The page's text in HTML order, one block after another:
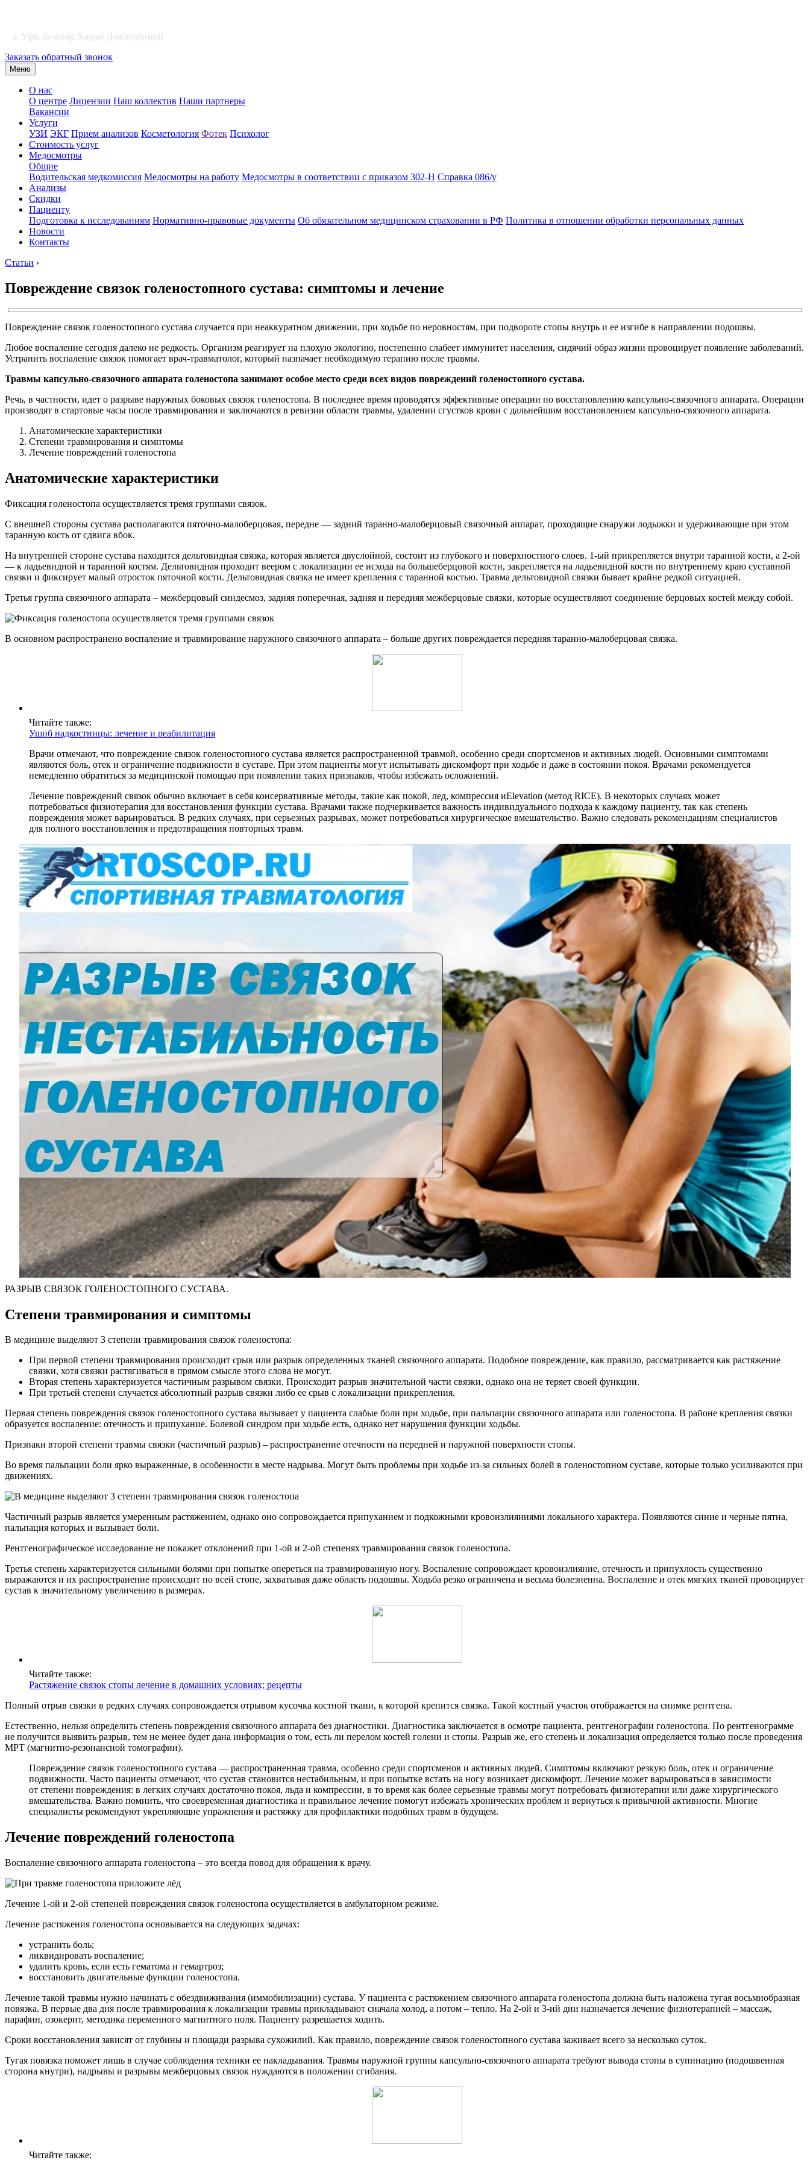
г. Уфа, бульвар Хадии Давлетшиной
Заказать обратный звонок
Меню
О нас
О центре Лицензии Наш коллектив Наши партнеры
Вакансии
Услуги
УЗИ ЭКГ Прием анализов Косметология Фотек Психолог
Стоимость услуг
Медосмотры
Общие
Водительская медкомиссия Медосмотры на работу Медосмотры в соответствии с приказом 302-Н Справка 086/у
Анализы
Скидки
Пациенту
Подготовка к исследованиям Нормативно-правовые документы Об обязательном медицинском страховании в РФ Политика в отношении обработки персональных данных
Новости
Контакты
Статьи ›
Повреждение связок голеностопного сустава: симптомы и лечение
Повреждение связок голеностопного сустава случается при неаккуратном движении, при ходьбе по неровностям, при подвороте стопы внутрь и ее изгибе в направлении подошвы.
Любое воспаление сегодня далеко не редкость. Организм реагирует на плохую экологию, постепенно слабеет иммунитет населения, сидячий образ жизни провоцирует появление заболеваний.
Устранить воспаление связок помогает врач-травматолог, который назначает необходимую терапию после травмы.
Травмы капсульно-связочного аппарата голеностопа занимают особое место среди всех видов повреждений голеностопного сустава.
Речь, в частности, идет о разрыве наружных боковых связок голеностопа. В последнее время проводятся эффективные операции по восстановлению капсульно-связочного аппарата. Операции
производят в стартовые часы после травмирования и заключаются в ревизии области травмы, удалении сгустков крови с дальнейшим восстановлением капсульно-связочного аппарата.
Анатомические характеристики
Степени травмирования и симптомы
Лечение повреждений голеностопа
Анатомические характеристики
Фиксация голеностопа осуществляется тремя группами связок.
С внешней стороны сустава располагаются пяточно-малоберцовая, передне — задний таранно-малоберцовый связочный аппарат, проходящие снаружи лодыжки и удерживающие при этом
таранную кость от сдвига вбок.
На внутренней стороне сустава находится дельтовидная связка, которая является двуслойной, состоит из глубокого и поверхностного слоев. 1-ый прикрепляется внутри таранной кости, а 2-ой
— к ладьевидной и таранной костям. Дельтовидная проходит веером с локализации ее исхода на большеберцовой кости, закрепляется на ладьевидной кости по внутреннему краю суставной
связки и фиксирует малый отросток пяточной кости. Дельтовидная связка не имеет крепления с таранной костью. Травма дельтовидной связки бывает крайне редкой ситуацией.
Третья группа связочного аппарата – межберцовый синдесмоз, задняя поперечная, задняя и передняя межберцовые связки, которые осуществляют соединение берцовых костей между собой.
В основном распространено воспаление и травмирование наружного связочного аппарата – больше других повреждается передняя таранно-малоберцовая связка.
Читайте также:
Ушиб надкостницы: лечение и реабилитация
Врачи отмечают, что повреждение связок голеностопного сустава является распространенной травмой, особенно среди спортсменов и активных людей. Основными симптомами
являются боль, отек и ограничение подвижности в суставе. При этом пациенты могут испытывать дискомфорт при ходьбе и даже в состоянии покоя. Врачами рекомендуется
немедленно обратиться за медицинской помощью при появлении таких признаков, чтобы избежать осложнений.
Лечение повреждений связок обычно включает в себя консервативные методы, такие как покой, лед, компрессия иElevation (метод RICE). В некоторых случаях может
потребоваться физиотерапия для восстановления функции сустава. Врачами также подчеркивается важность индивидуального подхода к каждому пациенту, так как степень
повреждения может варьироваться. В редких случаях, при серьезных разрывах, может потребоваться хирургическое вмешательство. Важно следовать рекомендациям специалистов
для полного восстановления и предотвращения повторных травм.
РАЗРЫВ СВЯЗОК ГОЛЕНОСТОПНОГО СУСТАВА.
Степени травмирования и симптомы
В медицине выделяют 3 степени травмирования связок голеностопа:
При первой степени травмирования происходит срыв или разрыв определенных тканей связочного аппарата. Подобное повреждение, как правило, рассматривается как растяжение
связки, хотя связки растягиваться в прямом смысле этого слова не могут.
Вторая степень характеризуется частичным разрывом связки. Происходит разрыв значительной части связки, однако она не теряет своей функции.
При третьей степени случается абсолютный разрыв связки либо ее срыв с локализации прикрепления.
Первая степень повреждения связок голеностопного сустава вызывает у пациента слабые боли при ходьбе, при пальпации связочного аппарата или голеностопа. В районе крепления связки
образуется воспаление: отечность и припухание. Болевой синдром при ходьбе есть, однако нет нарушения функции ходьбы.
Признаки второй степени травмы связки (частичный разрыв) – распространение отечности на передней и наружной поверхности стопы.
Во время пальпации боли ярко выраженные, в особенности в месте надрыва. Могут быть проблемы при ходьбе из-за сильных болей в голеностопном суставе, которые только усиливаются при
движениях.
Частичный разрыв является умеренным растяжением, однако оно сопровождается припуханием и подкожными кровоизлияниями локального характера. Появляются синие и черные пятна,
пальпация которых и вызывает боли.
Рентгенографическое исследование не покажет отклонений при 1-ой и 2-ой степенях травмирования связок голеностопа.
Третья степень характеризуется сильными болями при попытке опереться на травмированную ногу. Воспаление сопровождает кровоизлияние, отечность и припухлость существенно
выражаются и их распространение происходит по всей стопе, захватывая даже область подошвы. Ходьба резко ограничена и весьма болезненна. Воспаление и отек мягких тканей провоцирует
сустав к значительному увеличению в размерах.
Читайте также:
Растяжение связок стопы лечение в домашних условиях; рецепты
Полный отрыв связки в редких случаях сопровождается отрывом кусочка костной ткани, к которой крепится связка. Такой костный участок отображается на снимке рентгена.
Естественно, нельзя определить степень повреждения связочного аппарата без диагностики. Диагностика заключается в осмотре пациента, рентгенографии голеностопа. По рентгенограмме
не получится выявить разрыв, тем не менее будет дана информация о том, есть ли перелом костей голени и стопы. Разрыв же, его степень и локализация определяется только после проведения
МРТ (магнитно-резонансной томографии).
Повреждение связок голеностопного сустава — распространенная травма, особенно среди спортсменов и активных людей. Симптомы включают резкую боль, отек и ограничение
подвижности. Часто пациенты отмечают, что сустав становится нестабильным, и при попытке встать на ногу возникает дискомфорт. Лечение может варьироваться в зависимости
от степени повреждения: в легких случаях достаточно покоя, льда и компрессии, в то время как более серьезные травмы могут потребовать физиотерапии или даже хирургического
вмешательства. Важно помнить, что своевременная диагностика и правильное лечение помогут избежать хронических проблем и вернуться к привычной активности. Многие
специалисты рекомендуют укрепляющие упражнения и растяжку для профилактики подобных травм в будущем.
Лечение повреждений голеностопа
Воспаление связочного аппарата голеностопа – это всегда повод для обращения к врачу.
Лечение 1-ой и 2-ой степеней повреждения связок голеностопа осуществляется в амбулаторном режиме.
Лечение растяжения голеностопа основывается на следующих задачах:
устранить боль;
ликвидировать воспаление;
удалить кровь, если есть гематома и гемартроз;
восстановить двигательные функции голеностопа.
Лечение такой травмы нужно начинать с обездвиживания (иммобилизации) сустава. У пациента с растяжением связочного аппарата голеностопа должна быть наложена тугая восьмиобразная
повязка. В первые два дня после травмирования к локализации травмы прикладывают сначала холод, а потом – тепло. На 2-ой и 3-ий дни назначается лечение физиотерапией – массаж,
парафин, озокерит, методика переменного магнитного поля. Пациенту разрешается ходить.
Сроки восстановления зависят от глубины и площади разрыва сухожилий. Как правило, повреждение связок голеностопного сустава заживает всего за несколько суток.
Тугая повязка поможет лишь в случае соблюдения техники ее накладывания. Травмы наружной группы капсульно-связочного аппарата требуют вывода стопы в супинацию (подошвенная
сторона кнутри), надрывы и разрывы межберцовых связок нуждаются в положении сгибания.
Читайте также: